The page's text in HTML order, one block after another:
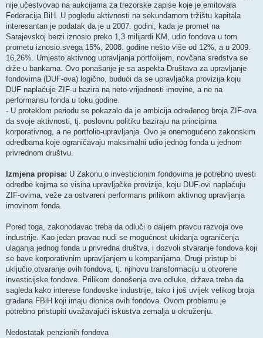
nije učestvovao na aukcijama za trezorske zapise koje je emitovala
Federacija BiH. U pogledu aktivnosti na sekundarnom tržištu kapitala
interesantan je podatak da je u 2007. godini, kada je promet na
Sarajevskoj berzi iznosio preko 1,3 milijardi KM, udio fondova u tom
prometu iznosio svega 15%, 2008. godine nešto više od 12%, a u 2009.
16,26%. Umjesto aktivnog upravljanja portfolijem, novčana sredstva se
drže u bankama. Ovo ponašanje je sa aspekta Društava za upravljanje
fondovima (DUF-ova) logično, budući da se upravljačka provizija koju
DUF naplaćuje ZIF-u bazira na neto-vrijednosti imovine, a ne na
performansu fonda u toku godine.
- U proteklom periodu se pokazalo da je ambicija određenog broja ZIF-ova
da svoje aktivnosti, tj. poslovnu politiku baziraju na principima
korporativnog, a ne portfolio-upravljanja. Ovo je onemogućeno zakonskim
odredbama koje ograničavaju maksimalni udio jednog fonda u jednom
privrednom društvu.
Izmjena propisa: U Zakonu o investicionim fondovima je potrebno uvesti
odredbe kojima se visina upravljačke provizije, koju DUF-ovi naplaćuju
ZIF-ovima, veže za ostvareni performans prilikom aktivnog upravljanja
imovinom fonda.
Pored toga, zakonodavac treba da odluči o daljem pravcu razvoja ove
industrije. Kao jedan pravac nudi se mogućnost ukidanja ograničenja
ulaganja jednog fonda u privredna društva, i dozvoli stvaranje fondova koji
se bave korporativnim upravljanjem u kompanijama. Drugi pristup bi
uključio otvaranje ovih fondova, tj. njihovu transformaciju u otvorene
investicijske fondove. Prilikom donošenja ove odluke, država treba da
sagleda kako interese fondovske industrije, tako i još uvijek velikog broja
građana FBiH koji imaju dionice ovih fondova. Ovom problemu je
potrebno pristupiti uvažavajući iskustva zemalja u okruženju.
Nedostatak penzionih fondova